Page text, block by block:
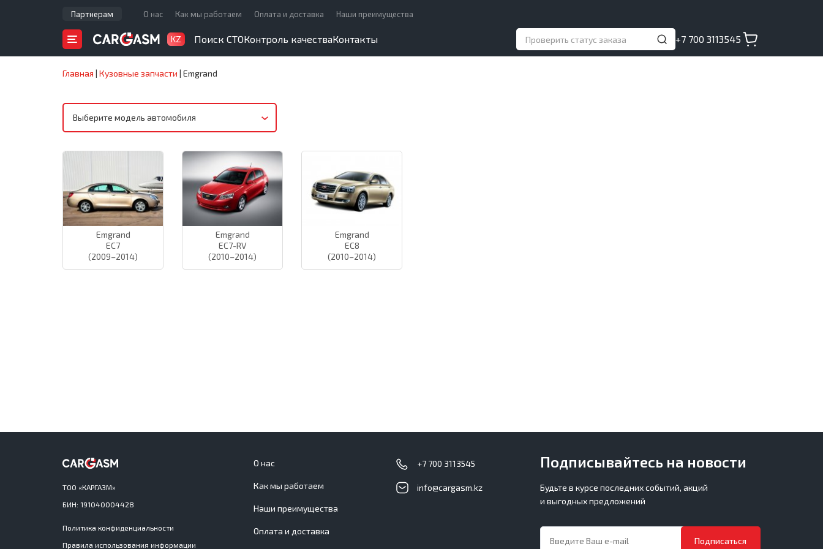
Партнерам О нас Как мы работаем Оплата и доставка Наши преимущества
KZ Поиск СТОКонтроль качестваКонтакты +7 700 3113545
Главная | Кузовные запчасти | Emgrand
Выберите модель автомобиля
Emgrand
EC7
(2009–2014)
Emgrand
EC7-RV
(2010–2014)
Emgrand
EC8
(2010–2014)
ТОО «КАРГАЗМ»
БИН: 191040004428
Политика конфиденциальности
Правила использования информации
О нас
Как мы работаем
Наши преимущества
Оплата и доставка
+7 700 3113545
info@cargasm.kz
Подписывайтесь на новости
Будьте в курсе последних событий, акций
и выгодных предложений
Подписаться